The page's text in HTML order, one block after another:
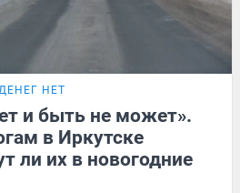
НЕТ
и быть не может».
в Иркутске
ли их в новогодние